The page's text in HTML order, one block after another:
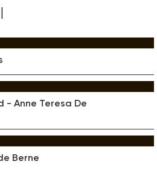
- Anne Teresa De
Berne